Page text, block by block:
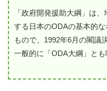
「政府開発援助大綱」は
する日本のODAの基本的
もので、1992年6月の閣議
一般的に「ODA大綱」とも